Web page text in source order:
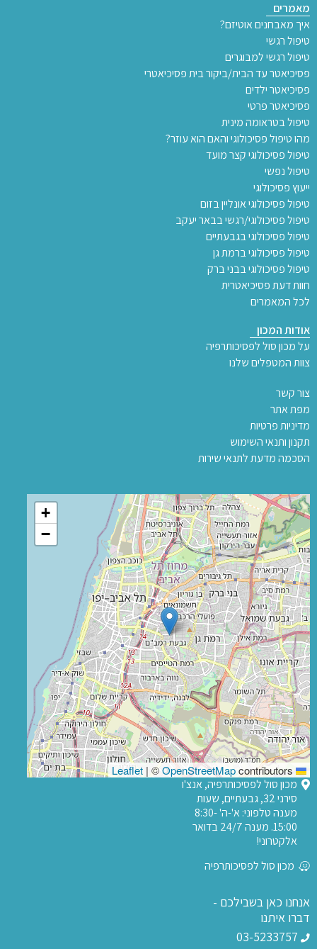
מאמרים
איך מאבחנים אוטיזם?
טיפול רגשי
טיפול רגשי למבוגרים
פסיכיאטר עד הבית/ביקור בית פסיכיאטרי
פסיכיאטר ילדים
פסיכיאטר פרטי
טיפול בטראומה מינית
מהו טיפול פסיכולוגי והאם הוא עוזר?
טיפול פסיכולוגי קצר מועד
טיפול נפשי
ייעוץ פסיכולוגי
טיפול פסיכולוגי אונליין בזום
טיפול פסיכולוגי/רגשי בבאר יעקב
טיפול פסיכולוגי בגבעתיים
טיפול פסיכולוגי ברמת גן
טיפול פסיכולוגי בבני ברק
חוות דעת פסיכיאטרית
לכל המאמרים
אודות המכון
על מכון סול לפסיכותרפיה
צוות המטפלים שלנו
צור קשר
מפת אתר
מדיניות פרטיות
תקנון ותנאי השימוש
הסכמה מדעת לתנאי שירות
+
−
| ©OpenStreetMapcontributors
מכון סול לפסיכותרפיה, אנצ'ו
סירני 32, גבעתיים, שעות
מענה טלפוני: א'-ה' 8:30-
15:00. מענה 24/7 בדואר
אלקטרוני!
מכון סול לפסיכותרפיה
אנחנו כאן בשבילכם -
דברו איתנו